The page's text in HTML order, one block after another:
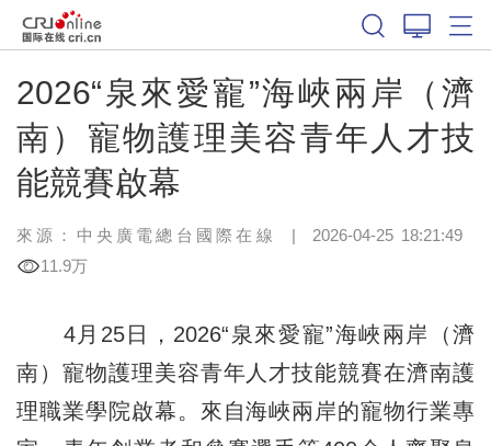
2026“泉來愛寵”海峽兩岸（濟
南）寵物護理美容青年人才技
能競賽啟幕
來源：中央廣電總台國際在線 | 2026-04-25 18:21:49
11.9万
4月25日，2026“泉來愛寵”海峽兩岸（濟
南）寵物護理美容青年人才技能競賽在濟南護
理職業學院啟幕。來自海峽兩岸的寵物行業專